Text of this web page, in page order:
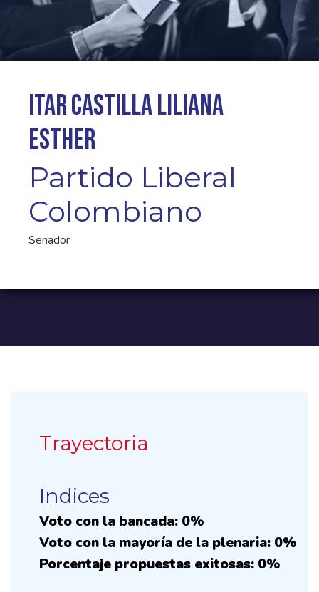
Itar Castilla Liliana
Esther
Partido Liberal
Colombiano
Senador
Trayectoria
Indices
Voto con la bancada: 0%
Voto con la mayoría de la plenaria: 0%
Porcentaje propuestas exitosas: 0%